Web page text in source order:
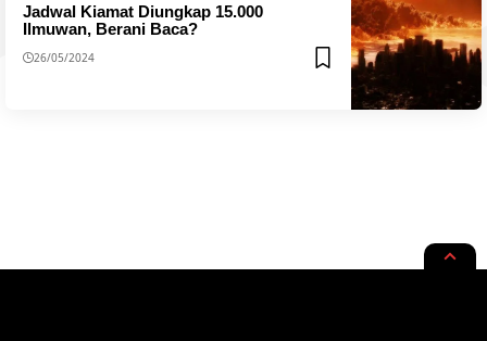
Jadwal Kiamat Diungkap 15.000
Ilmuwan, Berani Baca?
26/05/2024